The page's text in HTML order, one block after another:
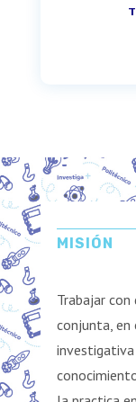
MISIÓN
Trabajar
conjunta,